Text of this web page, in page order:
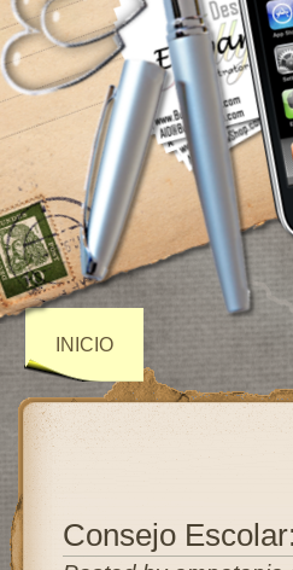
INICIO
Consejo